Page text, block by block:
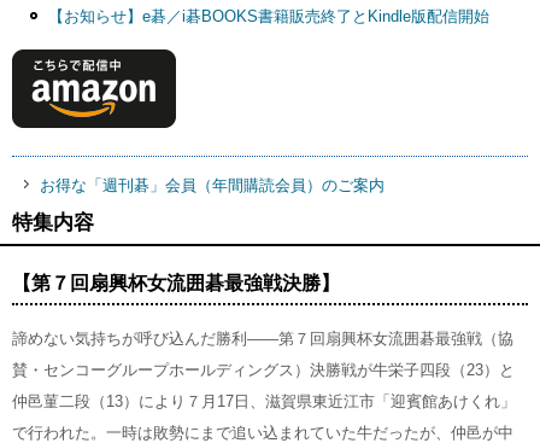
【お知らせ】e碁／i碁BOOKS書籍販売終了とKindle版配信開始
お得な「週刊碁」会員（年間購読会員）のご案内
特集内容
【第７回扇興杯女流囲碁最強戦決勝】
諦めない気持ちが呼び込んだ勝利――第７回扇興杯女流囲碁最強戦（協
賛・センコーグループホールディングス）決勝戦が牛栄子四段（23）と
仲邑菫二段（13）により７月17日、滋賀県東近江市「迎賓館あけくれ」
で行われた。一時は敗勢にまで追い込まれていた牛だったが、仲邑が中